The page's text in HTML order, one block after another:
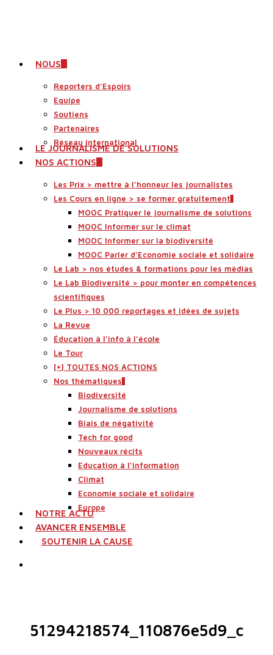
search
Menu NOUS
Reporters d’Espoirs
Equipe
Soutiens
Partenaires
Réseau international
LE JOURNALISME DE SOLUTIONS
NOS ACTIONS
Les Prix > mettre à l’honneur les journalistes
Les Cours en ligne > se former gratuitement
MOOC Pratiquer le journalisme de solutions
MOOC Informer sur le climat
MOOC Informer sur la biodiversité
MOOC Parler d’Economie sociale et solidaire
Le Lab > nos études & formations pour les médias
Le Lab Biodiversité > pour monter en compétences
scientifiques
Le Plus > 10 000 reportages et idées de sujets
La Revue
Éducation à l’info à l’école
Le Tour
[+] TOUTES NOS ACTIONS
Nos thématiques
Biodiversité
Journalisme de solutions
Biais de négativité
Tech for good
Nouveaux récits
Education à l’information
Climat
Economie sociale et solidaire
Europe
NOTRE ACTU
AVANCER ENSEMBLE
SOUTENIR LA CAUSE
51294218574_110876e5d9_c